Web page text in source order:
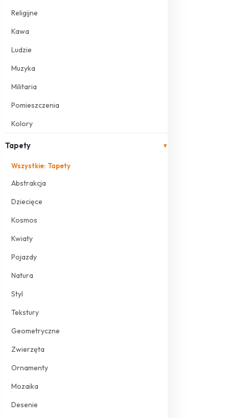
Religijne
Kawa
Ludzie
Muzyka
Militaria
Pomieszczenia
Kolory
Tapety ▾
Wszystkie: Tapety
Abstrakcja
Dziecięce
Kosmos
Kwiaty
Pojazdy
Natura
Styl
Tekstury
Geometryczne
Zwierzęta
Ornamenty
Mozaika
Desenie